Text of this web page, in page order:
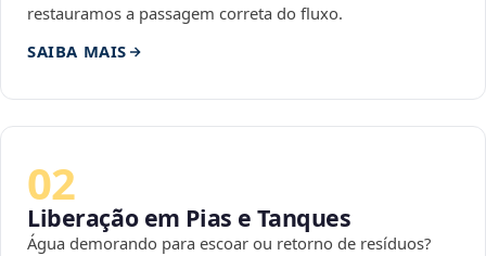
restauramos a passagem correta do fluxo.
SAIBA MAIS
02
Liberação em Pias e Tanques
Água demorando para escoar ou retorno de resíduos?